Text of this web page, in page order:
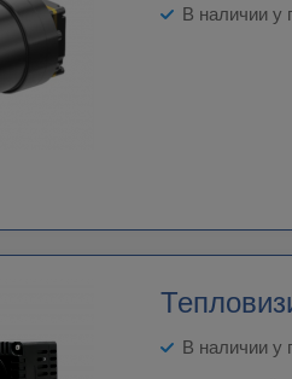
В наличии у
В наличии у